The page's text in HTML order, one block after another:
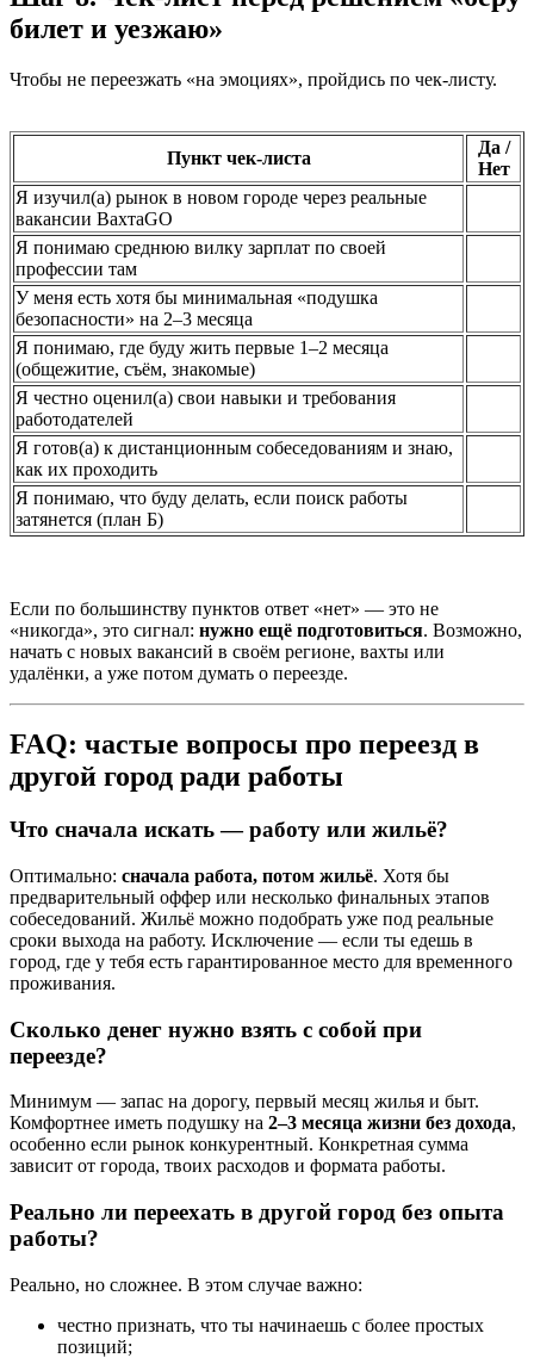
билет и уезжаю»
Чтобы не переезжать «на эмоциях», пройдись по чек-листу.
Пункт чек-листа
Да /
Нет
Я изучил(а) рынок в новом городе через реальные
вакансии ВахтаGO
Я понимаю среднюю вилку зарплат по своей
профессии там
У меня есть хотя бы минимальная «подушка
безопасности» на 2–3 месяца
Я понимаю, где буду жить первые 1–2 месяца
(общежитие, съём, знакомые)
Я честно оценил(а) свои навыки и требования
работодателей
Я готов(а) к дистанционным собеседованиям и знаю,
как их проходить
Я понимаю, что буду делать, если поиск работы
затянется (план Б)
Если по большинству пунктов ответ «нет» — это не
«никогда», это сигнал: нужно ещё подготовиться. Возможно,
начать с новых вакансий в своём регионе, вахты или
удалёнки, а уже потом думать о переезде.
FAQ: частые вопросы про переезд в
другой город ради работы
Что сначала искать — работу или жильё?
Оптимально: сначала работа, потом жильё. Хотя бы
предварительный оффер или несколько финальных этапов
собеседований. Жильё можно подобрать уже под реальные
сроки выхода на работу. Исключение — если ты едешь в
город, где у тебя есть гарантированное место для временного
проживания.
Сколько денег нужно взять с собой при
переезде?
Минимум — запас на дорогу, первый месяц жилья и быт.
Комфортнее иметь подушку на 2–3 месяца жизни без дохода,
особенно если рынок конкурентный. Конкретная сумма
зависит от города, твоих расходов и формата работы.
Реально ли переехать в другой город без опыта
работы?
Реально, но сложнее. В этом случае важно:
честно признать, что ты начинаешь с более простых
позиций;